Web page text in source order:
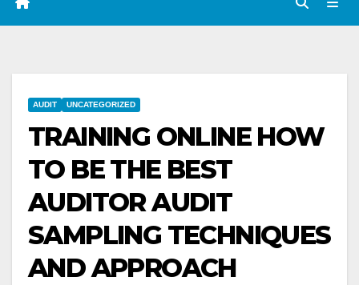
AUDIT UNCATEGORIZED
TRAINING ONLINE HOW
TO BE THE BEST
AUDITOR AUDIT
SAMPLING TECHNIQUES
AND APPROACH